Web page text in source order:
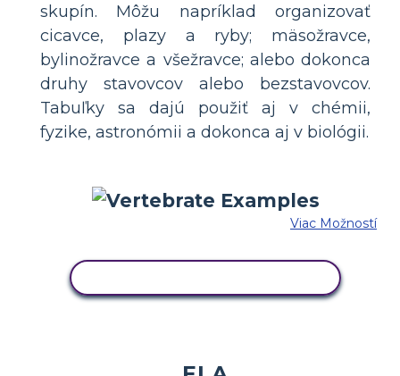
skupín. Môžu napríklad organizovať
cicavce, plazy a ryby; mäsožravce,
bylinožravce a všežravce; alebo dokonca
druhy stavovcov alebo bezstavovcov.
Tabuľky sa dajú použiť aj v chémii,
fyzike, astronómii a dokonca aj v biológii.
Viac Možností